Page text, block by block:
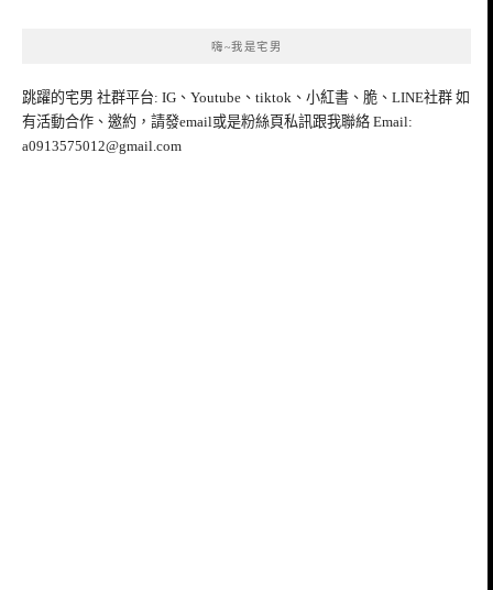
嗨~我是宅男
跳躍的宅男 社群平台: IG、Youtube、tiktok、小紅書、脆、LINE社群 如
有活動合作、邀約，請發email或是粉絲頁私訊跟我聯絡 Email:
a0913575012@gmail.com